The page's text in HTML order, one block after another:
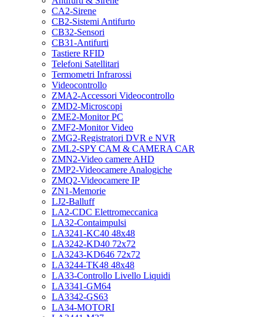
CA2-Sirene
CB2-Sistemi Antifurto
CB32-Sensori
CB31-Antifurti
Tastiere RFID
Telefoni Satellitari
Termometri Infrarossi
Videocontrollo
ZMA2-Accessori Videocontrollo
ZMD2-Microscopi
ZME2-Monitor PC
ZMF2-Monitor Video
ZMG2-Registratori DVR e NVR
ZML2-SPY CAM & CAMERA CAR
ZMN2-Video camere AHD
ZMP2-Videocamere Analogiche
ZMQ2-Videocamere IP
ZN1-Memorie
LJ2-Balluff
LA2-CDC Elettromeccanica
LA32-Contaimpulsi
LA3241-KC40 48x48
LA3242-KD40 72x72
LA3243-KD646 72x72
LA3244-TK48 48x48
LA33-Controllo Livello Liquidi
LA3341-GM64
LA3342-GS63
LA34-MOTORI